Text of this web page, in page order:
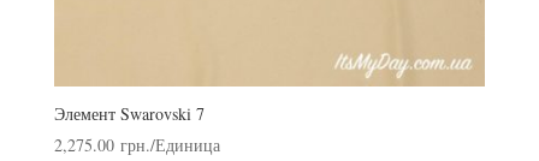
Элемент Swarovski 7
2,275.00 грн./Единица